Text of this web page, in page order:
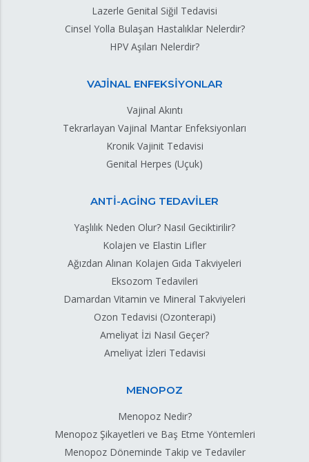
Lazerle Genital Siğil Tedavisi
Cinsel Yolla Bulaşan Hastalıklar Nelerdir?
HPV Aşıları Nelerdir?
VAJİNAL ENFEKSİYONLAR
Vajinal Akıntı
Tekrarlayan Vajinal Mantar Enfeksiyonları
Kronik Vajinit Tedavisi
Genital Herpes (Uçuk)
ANTİ-AGİNG TEDAVİLER
Yaşlılık Neden Olur? Nasıl Geciktirilir?
Kolajen ve Elastin Lifler
Ağızdan Alınan Kolajen Gıda Takviyeleri
Eksozom Tedavileri
Damardan Vitamin ve Mineral Takviyeleri
Ozon Tedavisi (Ozonterapi)
Ameliyat İzi Nasıl Geçer?
Ameliyat İzleri Tedavisi
MENOPOZ
Menopoz Nedir?
Menopoz Şikayetleri ve Baş Etme Yöntemleri
Menopoz Döneminde Takip ve Tedaviler